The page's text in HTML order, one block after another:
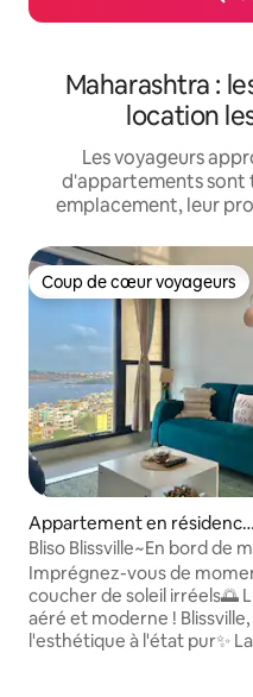
Maharashtra :
location
Les voyageurs
d'appartements sont
emplacement, leur
Coup de cœur voyageurs
Coup de cœur voyageurs
Appartement en résidence
⋅ Bombay
Bliso Blissville~En bord de
2 chambres de luxe | Vue
Imprégnez-vous de
coucher de soleil irréels🌅 Lumineux,
aéré et moderne !
l'esthétique à l'état pur✨ La décoration